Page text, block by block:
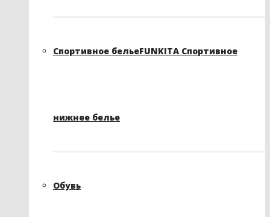
Спортивное бельеFUNKITA Спортивное
нижнее белье
Обувь